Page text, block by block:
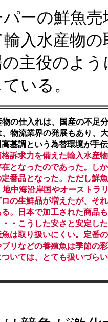
ーの鮮魚
入水産物
主役のよ
いる。
の仕入れは、国産の不足
物流業界の発展もあり、
基調という為替環境が手
格訴求力を備えた輸入水産
となったのであった。し
番品となった。ただし鮮
中海沿岸国やオーストラ
の生鮮品が増えたが、そ
。日本で加工された商品
・こうした安さと安定し
は取り扱いにくい。定番
リなどの養殖魚は季節の
いては、とても扱いづら